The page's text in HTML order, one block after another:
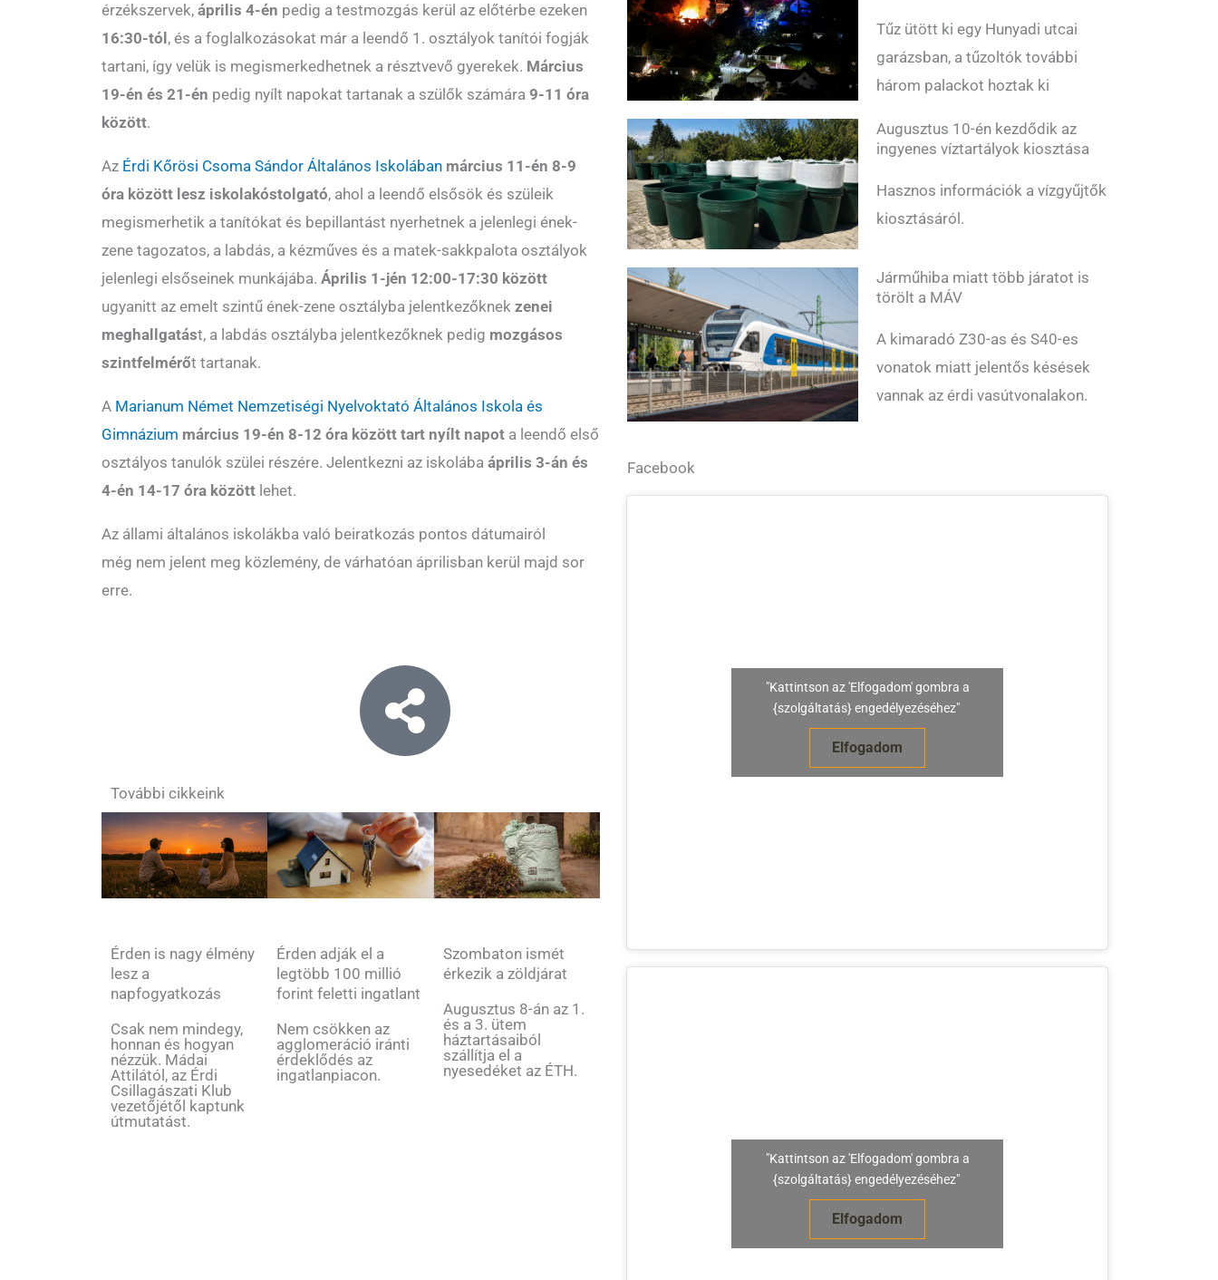
érzékszervek, április 4-én pedig a testmozgás kerül az előtérbe ezeken
16:30-tól , és a foglalkozásokat már a leendő 1. osztályok tanítói fogják
tartani, így velük is megismerkedhetnek a résztvevő gyerekek. Március
19-én és 21-én pedig nyílt napokat tartanak a szülők számára 9-11 óra
között.
Az Érdi Kőrösi Csoma Sándor Általános Iskolában március 11-én 8-9
óra között lesz iskolakóstolgató, ahol a leendő elsősök és szüleik
megismerhetik a tanítókat és bepillantást nyerhetnek a jelenlegi ének-
zene tagozatos, a labdás, a kézműves és a matek-sakkpalota osztályok
jelenlegi elsőseinek munkájába. Április 1-jén 12:00-17:30 között
ugyanitt az emelt szintű ének-zene osztályba jelentkezőknek zenei
meghallgatást, a labdás osztályba jelentkezőknek pedig mozgásos
szintfelmérőt tartanak.
A Marianum Német Nemzetiségi Nyelvoktató Általános Iskola és
Gimnázium március 19-én 8-12 óra között tart nyílt napot a leendő első
osztályos tanulók szülei részére. Jelentkezni az iskolába április 3-án és
4-én 14-17 óra között lehet.
Az állami általános iskolákba való beiratkozás pontos dátumairól
még nem jelent meg közlemény, de várhatóan áprilisban kerül majd sor
erre.
További cikkeink
Érden is nagy élmény
lesz a
napfogyatkozás
Csak nem mindegy,
honnan és hogyan
nézzük. Mádai
Attilától, az Érdi
Csillagászati Klub
vezetőjétől kaptunk
útmutatást.
Érden adják el a
legtöbb 100 millió
forint feletti ingatlant
Nem csökken az
agglomeráció iránti
érdeklődés az
ingatlanpiacon.
Szombaton ismét
érkezik a zöldjárat
Augusztus 8-án az 1.
és a 3. ütem
háztartásaiból
szállítja el a
nyesedéket az ÉTH.
Tűz ütött ki egy Hunyadi utcai
garázsban, a tűzoltók további
három palackot hoztak ki
Augusztus 10-én kezdődik az
ingyenes víztartályok kiosztása
Hasznos információk a vízgyűjtők
kiosztásáról.
Járműhiba miatt több járatot is
törölt a MÁV
A kimaradó Z30-as és S40-es
vonatok miatt jelentős késések
vannak az érdi vasútvonalakon.
Facebook
"Kattintson az 'Elfogadom' gombra a
{szolgáltatás} engedélyezéséhez"
Elfogadom
"Kattintson az 'Elfogadom' gombra a
{szolgáltatás} engedélyezéséhez"
Elfogadom